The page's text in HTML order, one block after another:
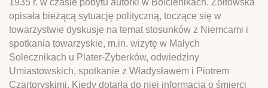
opisała bieżącą sytuację polityczną, toczące się w
towarzystwie dyskusje na temat stosunków z Niemcami i
spotkania towarzyskie, m.in. wizytę w Małych
Solecznikach u Plater-Zyberków, odwiedziny
Umiastowskich, spotkanie z Władysławem i Piotrem
Czartoryskimi. Kiedy dotarła do niej informacja o śmierci